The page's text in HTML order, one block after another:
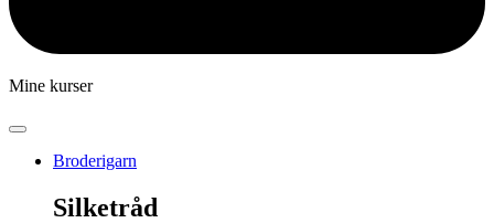
Mine kurser
Broderigarn
Silketråd